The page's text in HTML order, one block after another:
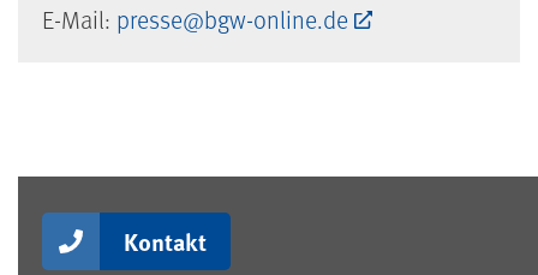
E-Mail: presse@bgw-online.de
Kontakt